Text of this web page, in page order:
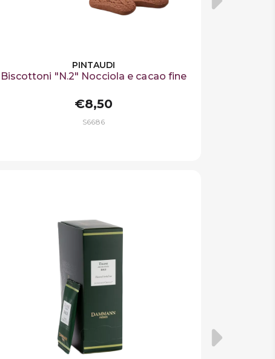
PINTAUDI
Biscottoni "N.2" Nocciola e cacao fine
€8,50
S6686